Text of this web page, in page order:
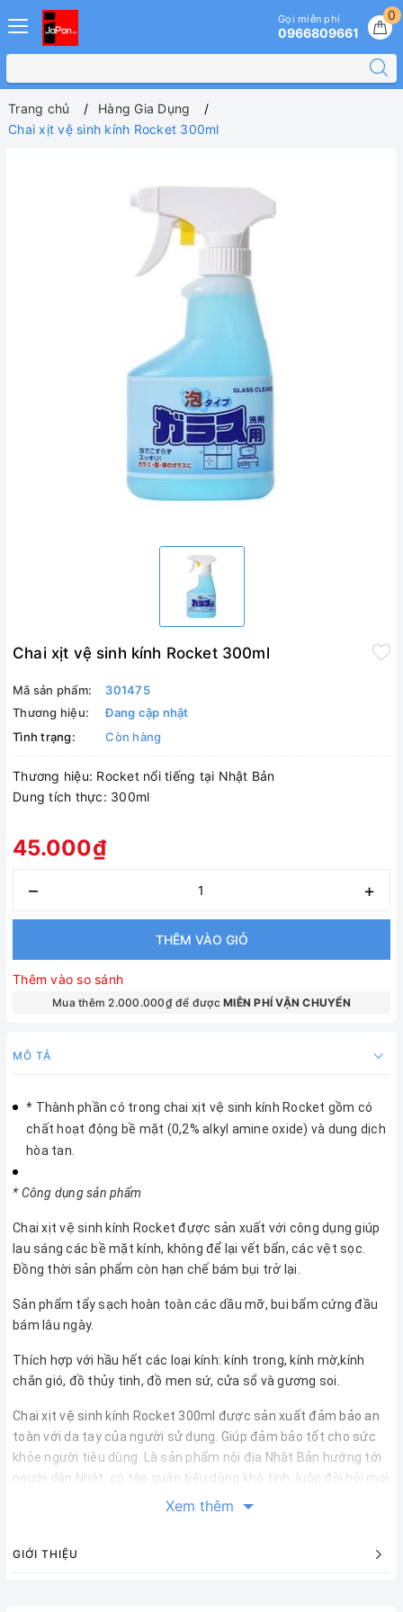
0
Gọi miễn phí
0966809661
Trang chủ
Hàng Gia Dụng
Chai xịt vệ sinh kính Rocket 300ml
Chai xịt vệ sinh kính Rocket 300ml
Mã sản phẩm:
301475
Thương hiệu:
Đang cập nhật
Tình trạng:
Còn hàng
Thương hiệu: Rocket nổi tiếng tại Nhật Bản
Dung tích thực: 300ml
45.000₫
– +
THÊM VÀO GIỎ
Thêm vào so sánh
Mua thêm 2.000.000₫ để đượcMIÊN PHÍ VẬN CHUYỂN
MÔ TẢ
* Thành phần có trong chai xịt vệ sinh kính Rocket gồm có
chất hoạt động bề mặt (0,2% alkyl amine oxide) và dung dịch
hòa tan.
* Công dụng sản phẩm
Chai xịt vệ sinh kính Rocket đựợc sản xuất với công dụng giúp
lau sáng các bề mặt kính, không để lại vết bẩn, các vệt sọc.
Đồng thời sản phẩm còn hạn chế bám bụi trở lại.
Sản phẩm tẩy sạch hoàn toàn các dầu mỡ, bui bẩm cứng đầu
bám lâu ngày.
Thích hợp với hầu hết các loại kính: kính trong, kính mờ,kính
chắn gió, đồ thủy tinh, đồ men sứ, cửa sổ và gương soi.
Chai xịt vệ sinh kính Rocket 300ml được sản xuất đảm bảo an
toàn với da tay của người sử dụng. Giúp đảm bảo tốt cho sức
khỏe người tiêu dùng. Là sản phẩm nội địa Nhât Bản hướng tới
người dân Nhật có tập quán tiêu dùng khó tính, luôn đòi hỏi mọi
sản phẩm đạt tiêu chuẩn ở mức tối đa nhất, điều này khiến bạn
Xem thêm
GIỚI THIỆU